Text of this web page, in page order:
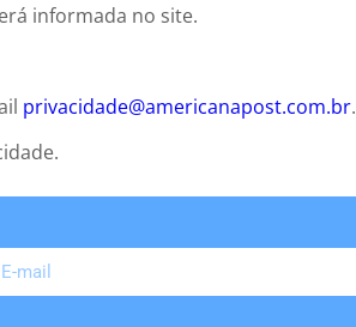
informada no site.
privacidade@americanapost.com.br.